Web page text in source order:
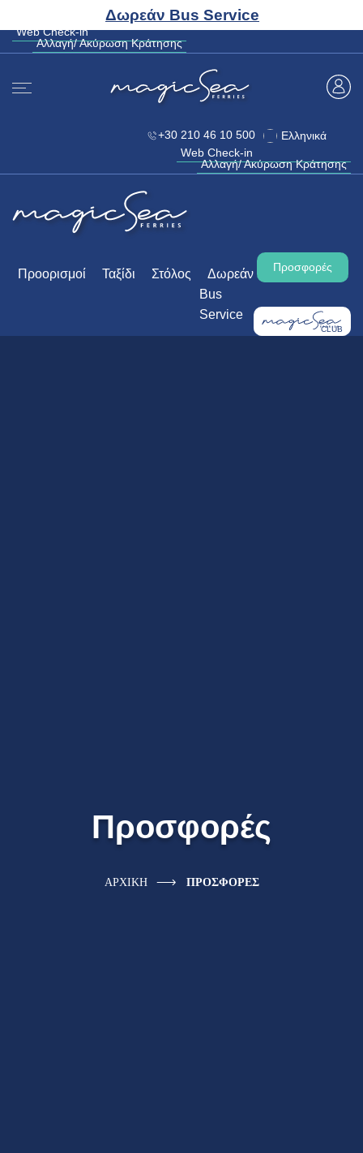
Web Check-in Αλλαγή/ Ακύρωση Κράτησης
Δωρεάν Bus Service
+30 210 46 10 500
Web Check-in
Αλλαγή/ Ακύρωση Κράτησης
+30 210 46 10 500
Ελληνικά
Web Check-in
Αλλαγή/ Ακύρωση Κράτησης
Προορισμοί Ταξίδι Στόλος
Δωρεάν
Bus
Service
Προσφορές
CLUB
Προσφορές
ΑΡΧΙΚΗ ΠΡΟΣΦΟΡΕΣ